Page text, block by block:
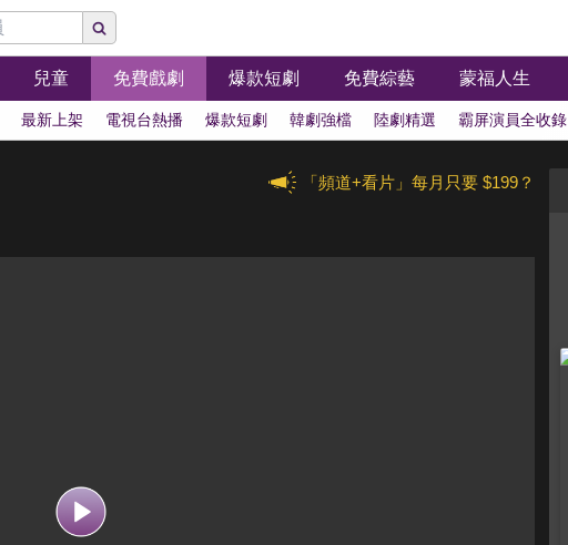
兒童 免費戲劇 爆款短劇 免費綜藝 蒙福人生
最新上架 電視台熱播 爆款短劇 韓劇強檔 陸劇精選 霸屏演員全收錄
「頻道+看片」每月只要 $199？